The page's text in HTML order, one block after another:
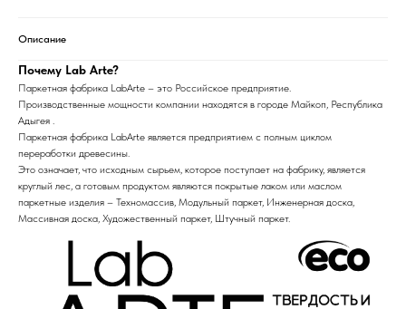
Описание
Почему Lab Arte?
Паркетная фабрика LabArte – это Российское предприятие.
Производственные мощности компании находятся в городе Майкоп, Республика
Адыгея .
Паркетная фабрика LabArte является предприятием с полным циклом
переработки древесины.
Это означает, что исходным сырьем, которое поступает на фабрику, является
круглый лес, а готовым продуктом являются покрытые лаком или маслом
паркетные изделия – Техномассив, Модульный паркет, Инженерная доска,
Массивная доска, Художественный паркет, Штучный паркет.